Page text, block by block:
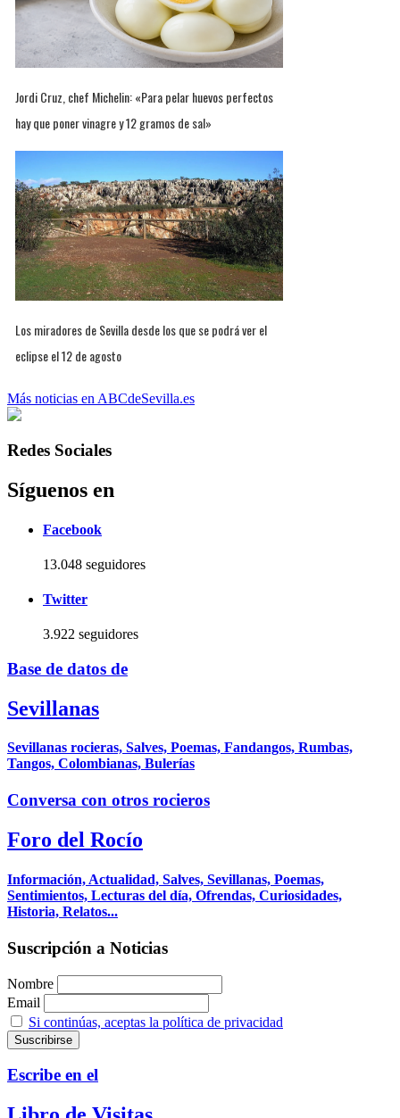
Jordi Cruz, chef Michelin: «Para pelar huevos perfectos
hay que poner vinagre y 12 gramos de sal»
Los miradores de Sevilla desde los que se podrá ver el
eclipse el 12 de agosto
Más noticias en ABCdeSevilla.es
Redes Sociales
Síguenos en
Facebook
13.048 seguidores
Twitter
3.922 seguidores
Base de datos de
Sevillanas
Sevillanas rocieras, Salves, Poemas, Fandangos, Rumbas,
Tangos, Colombianas, Bulerías
Conversa con otros rocieros
Foro del Rocío
Información, Actualidad, Salves, Sevillanas, Poemas,
Sentimientos, Lecturas del día, Ofrendas, Curiosidades,
Historia, Relatos...
Suscripción a Noticias
Nombre
Email
Si continúas, aceptas la política de privacidad
Escribe en el